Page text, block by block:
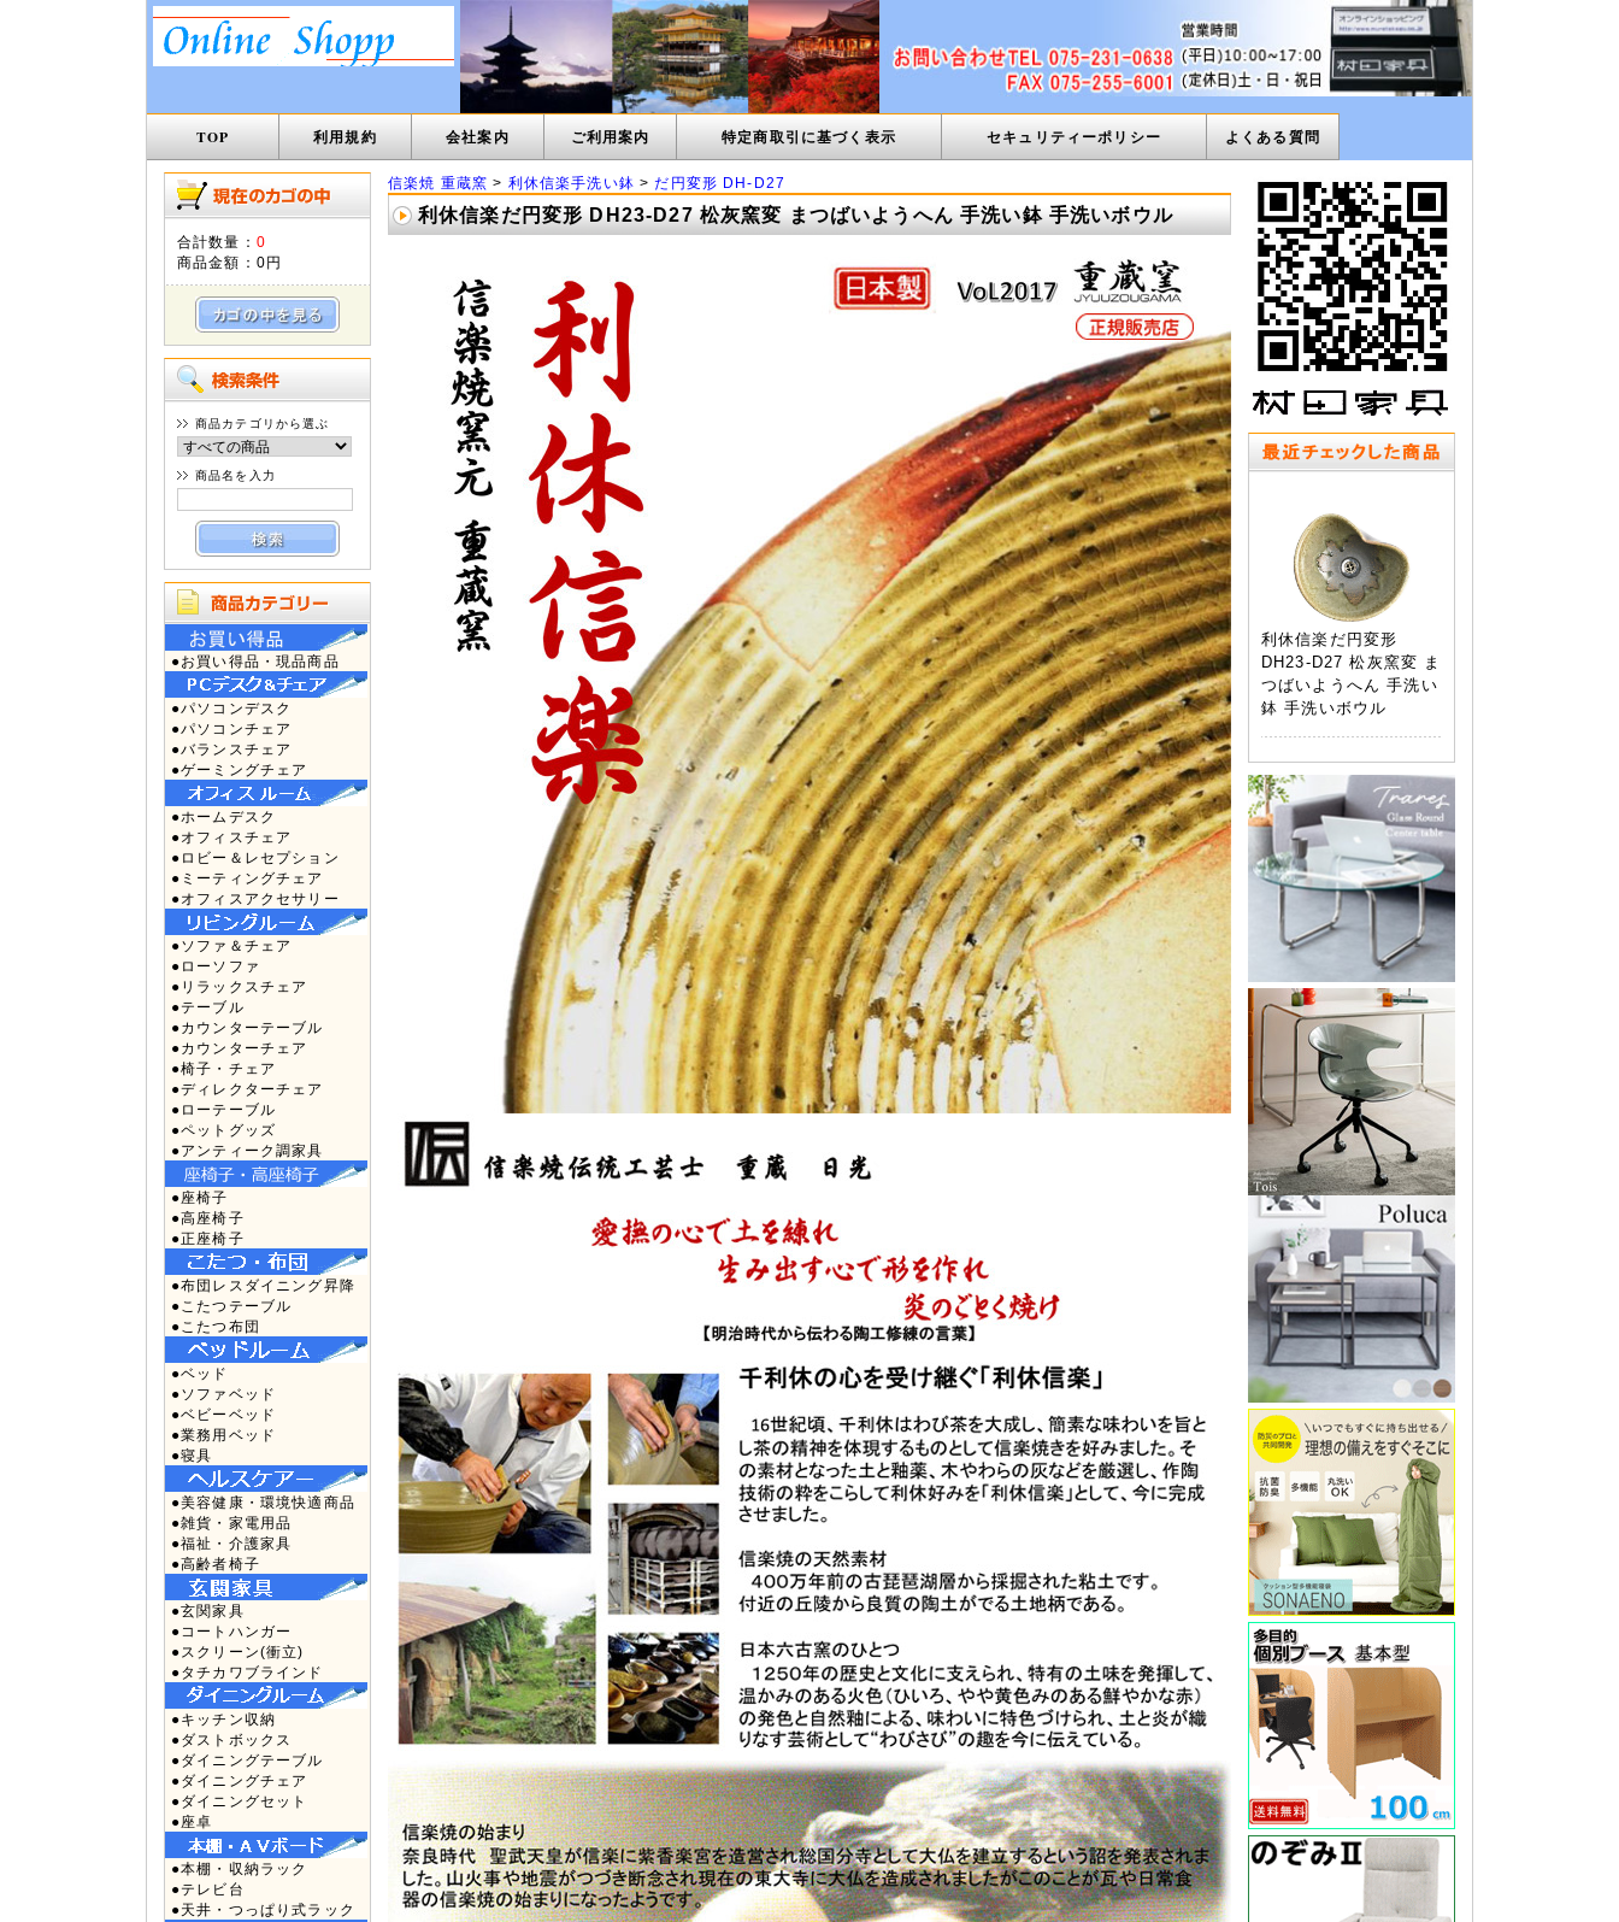
TOP 利用規約 会社案内 ご利用案内 特定商取引に基づく表示 セキュリティーポリシー よくある質問
合計数量： 0
商品金額： 0円
商品カテゴリから選ぶ
商品名を入力
●お買い得品・現品商品
●パソコンデスク
●パソコンチェア
●バランスチェア
●ゲーミングチェア
●ホームデスク
●オフィスチェア
●ロビー＆レセプション
●ミーティングチェア
●オフィスアクセサリー
●ソファ＆チェア
●ローソファ
●リラックスチェア
●テーブル
●カウンターテーブル
●カウンターチェア
●椅子・チェア
●ディレクターチェア
●ローテーブル
●ペットグッズ
●アンティーク調家具
●座椅子
●高座椅子
●正座椅子
●布団レスダイニング昇降
●こたつテーブル
●こたつ布団
●ベッド
●ソファベッド
●ベビーベッド
●業務用ベッド
●寝具
●美容健康・環境快適商品
●雑貨・家電用品
●福祉・介護家具
●高齢者椅子
●玄関家具
●コートハンガー
●スクリーン(衝立)
●タチカワブラインド
●キッチン収納
●ダストボックス
●ダイニングテーブル
●ダイニングチェア
●ダイニングセット
●座卓
●本棚・収納ラック
●テレビ台
●天井・つっぱり式ラック
信楽焼 重蔵窯 > 利休信楽手洗い鉢 >だ円変形 DH-D27
利休信楽だ円変形 DH23-D27 松灰窯変 まつばいようへん 手洗い鉢 手洗いボウル
利休信楽だ円変形
DH23-D27 松灰窯変 ま
つばいようへん 手洗い
鉢 手洗いボウル